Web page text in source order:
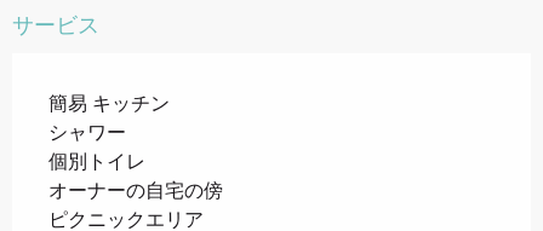
サービス
簡易 キッチン
シャワー
個別トイレ
オーナーの自宅の傍
ピクニックエリア